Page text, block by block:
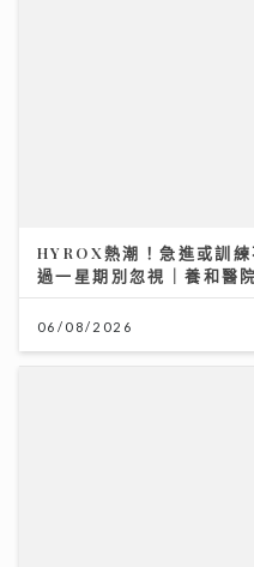
HYROX熱潮！急進或訓
過一星期別忽視｜養和醫
06/08/2026